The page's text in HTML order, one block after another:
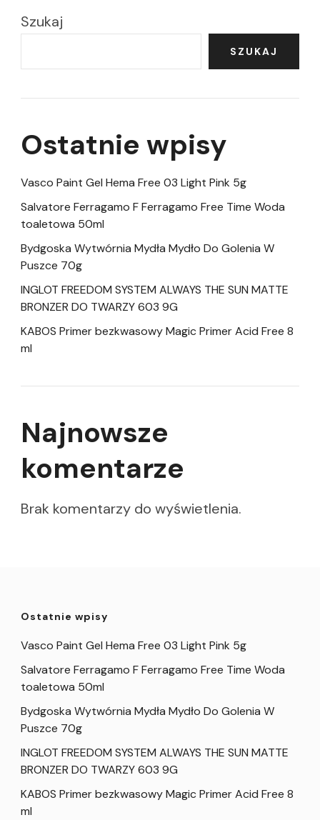
Szukaj
SZUKAJ
Ostatnie wpisy
Vasco Paint Gel Hema Free 03 Light Pink 5g
Salvatore Ferragamo F Ferragamo Free Time Woda
toaletowa 50ml
Bydgoska Wytwórnia Mydła Mydło Do Golenia W
Puszce 70g
INGLOT FREEDOM SYSTEM ALWAYS THE SUN MATTE
BRONZER DO TWARZY 603 9G
KABOS Primer bezkwasowy Magic Primer Acid Free 8
ml
Najnowsze
komentarze
Brak komentarzy do wyświetlenia.
Ostatnie wpisy
Vasco Paint Gel Hema Free 03 Light Pink 5g
Salvatore Ferragamo F Ferragamo Free Time Woda
toaletowa 50ml
Bydgoska Wytwórnia Mydła Mydło Do Golenia W
Puszce 70g
INGLOT FREEDOM SYSTEM ALWAYS THE SUN MATTE
BRONZER DO TWARZY 603 9G
KABOS Primer bezkwasowy Magic Primer Acid Free 8
ml